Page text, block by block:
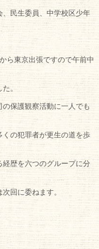
民生委員、中学校区少年
ら東京出張ですので午前中
。
の保護観察活動に一人でも
の犯罪者が更生の道を歩
歴を六つのグループに分
回に委ねます。